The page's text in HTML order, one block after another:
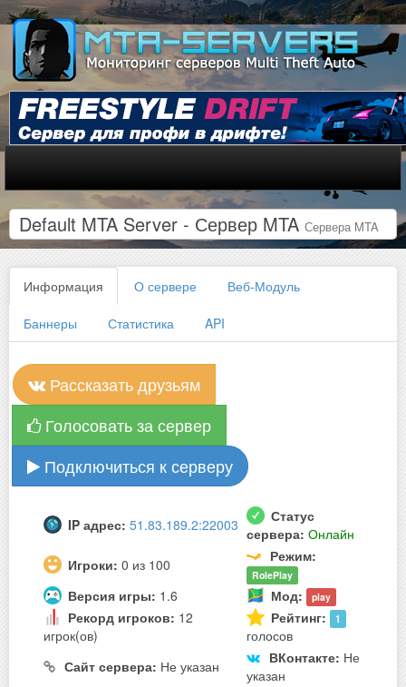
Default MTA Server - Сервер MTA Сервера MTA
Информация О сервере Веб-Модуль
Баннеры Статистика API
Рассказать друзьям
Голосовать за сервер
Подключиться к серверу
IP адрес: 51.83.189.2:22003
Статус
сервера: Онлайн
Игроки: 0 из 100 Режим:
RolePlay
Версия игры: 1.6 Мод: play
Рекорд игроков: 12
игрок(ов)
Рейтинг: 1
голосов
Сайт сервера: Не указан ВКонтакте: Не
указан